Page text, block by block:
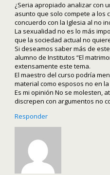
¿Seria apropiado analizar con
asunto que solo compete a los
concuerdo con la Iglesia al no
La sexualidad no es lo más
que la sociedad actual no
Si deseamos saber más de
alumno de Institutos “El
extensamente este tema.
El maestro del curso podría
material como esposos no en la
Es mi opinión No se molesten,
discrepen con argumentos no
Responder